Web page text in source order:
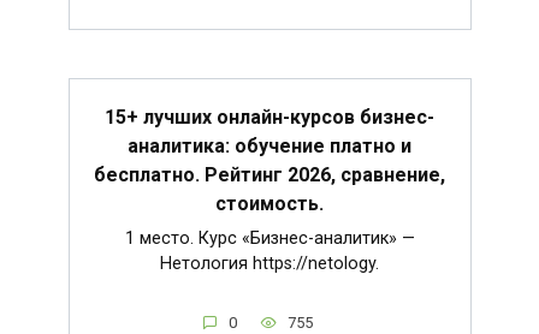
15+ лучших онлайн-курсов бизнес-
аналитика: обучение платно и
бесплатно. Рейтинг 2026, сравнение,
стоимость.
1 место. Курс «Бизнес-аналитик» —
Нетология https://netology.
0 755